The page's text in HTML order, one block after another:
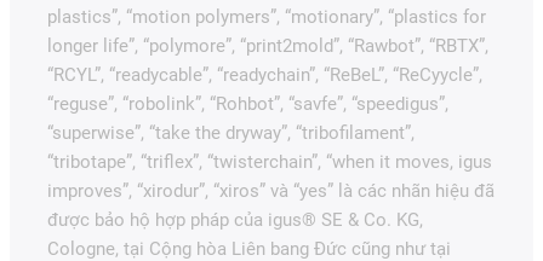
plastics”, “motion polymers”, “motionary”, “plastics for
longer life”, “polymore”, “print2mold”, “Rawbot”, “RBTX”,
“RCYL”, “readycable”, “readychain”, “ReBeL”, “ReCyycle”,
“reguse”, “robolink”, “Rohbot”, “savfe”, “speedigus”,
“superwise”, “take the dryway”, “tribofilament”,
“tribotape”, “triflex”, “twisterchain”, “when it moves, igus
improves”, “xirodur”, “xiros” và “yes” là các nhãn hiệu đã
được bảo hộ hợp pháp của igus® SE & Co. KG,
Cologne, tại Cộng hòa Liên bang Đức cũng như tại